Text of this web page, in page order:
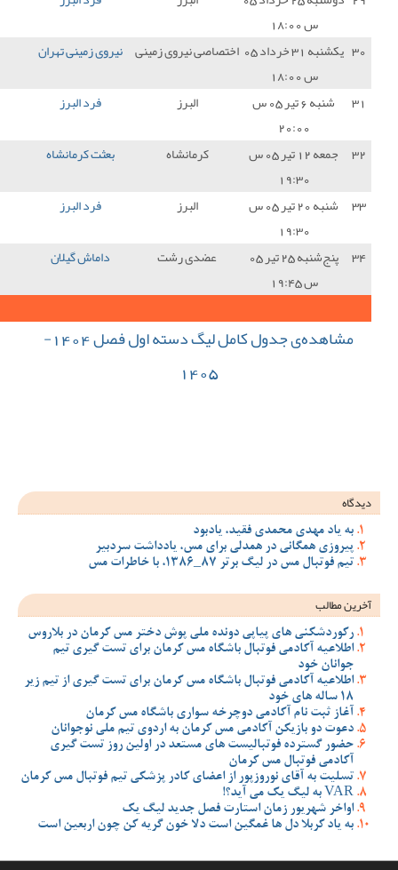
نیروی زمینی نیروی زمینی تهران 0 - 2 فرد البرز
فرد البرز 2 - 1 سایپا
بعثت کرمانشاه 0 - 2 فرد البرز
فرد البرز 0 - 1 نساجی مازندران
رشت داماش گیلان 0 - 0 فرد البرز
مشاهده‌ی جدول کامل لیگ دسته اول فصل 1404-
مس، یادداشت سردبیر
پوش دختر مس کرمان در بلاروس
مس کرمان برای تست گیری تیم
مس کرمان برای تست گیری از تیم زیر
باشگاه مس کرمان
به اردوی تیم ملی نوجوانان
در اولین روز تست گیری
کادر پزشکی تیم فوتبال مس کرمان
جدید لیگ یک
خون گریه کن چون اربعین است